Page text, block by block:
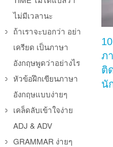
ภ
ติ
นั
ไม่มีเวลานะ
ถ้าเราจะบอกว่า อย่า
เครียด เป็นภาษา
อังกฤษพูดว่าอย่างไร
หัวข้อฝึกเขียนภาษา
อังกฤษแบบง่ายๆ
เคล็ดลับเข้าใจง่าย
ADJ & ADV
GRAMMAR ง่ายๆ